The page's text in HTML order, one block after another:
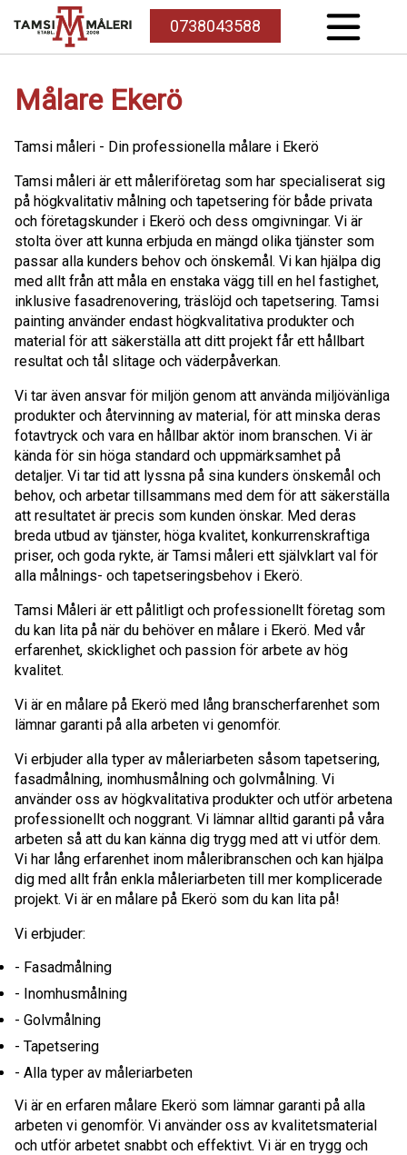
0738043588
Målare Ekerö
Tamsi måleri - Din professionella målare i Ekerö
Tamsi måleri är ett måleriföretag som har specialiserat sig
på högkvalitativ målning och tapetsering för både privata
och företagskunder i Ekerö och dess omgivningar. Vi är
stolta över att kunna erbjuda en mängd olika tjänster som
passar alla kunders behov och önskemål. Vi kan hjälpa dig
med allt från att måla en enstaka vägg till en hel fastighet,
inklusive fasadrenovering, träslöjd och tapetsering. Tamsi
painting använder endast högkvalitativa produkter och
material för att säkerställa att ditt projekt får ett hållbart
resultat och tål slitage och väderpåverkan.
Vi tar även ansvar för miljön genom att använda miljövänliga
produkter och återvinning av material, för att minska deras
fotavtryck och vara en hållbar aktör inom branschen. Vi är
kända för sin höga standard och uppmärksamhet på
detaljer. Vi tar tid att lyssna på sina kunders önskemål och
behov, och arbetar tillsammans med dem för att säkerställa
att resultatet är precis som kunden önskar. Med deras
breda utbud av tjänster, höga kvalitet, konkurrenskraftiga
priser, och goda rykte, är Tamsi måleri ett självklart val för
alla målnings- och tapetseringsbehov i Ekerö.
Tamsi Måleri är ett pålitligt och professionellt företag som
du kan lita på när du behöver en målare i Ekerö. Med vår
erfarenhet, skicklighet och passion för arbete av hög
kvalitet.
Vi är en målare på Ekerö med lång branscherfarenhet som
lämnar garanti på alla arbeten vi genomför.
Vi erbjuder alla typer av måleriarbeten såsom tapetsering,
fasadmålning, inomhusmålning och golvmålning. Vi
använder oss av högkvalitativa produkter och utför arbetena
professionellt och noggrant. Vi lämnar alltid garanti på våra
arbeten så att du kan känna dig trygg med att vi utför dem.
Vi har lång erfarenhet inom måleribranschen och kan hjälpa
dig med allt från enkla måleriarbeten till mer komplicerade
projekt. Vi är en målare på Ekerö som du kan lita på!
Vi erbjuder:
- Fasadmålning
- Inomhusmålning
- Golvmålning
- Tapetsering
- Alla typer av måleriarbeten
Vi är en erfaren målare Ekerö som lämnar garanti på alla
arbeten vi genomför. Vi använder oss av kvalitetsmaterial
och utför arbetet snabbt och effektivt. Vi är en trygg och